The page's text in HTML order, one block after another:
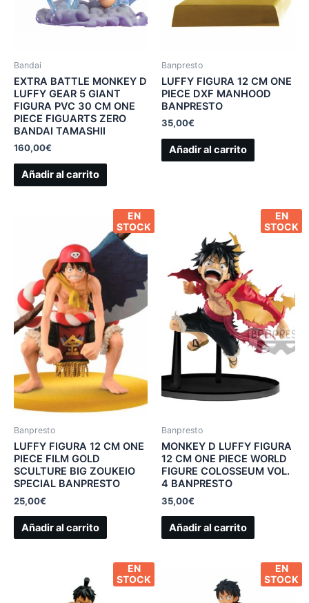
Bandai
EXTRA BATTLE MONKEY D
LUFFY GEAR 5 GIANT
FIGURA PVC 30 CM ONE
PIECE FIGUARTS ZERO
BANDAI TAMASHII
160,00€
Añadir al carrito
Banpresto
LUFFY FIGURA 12 CM ONE
PIECE DXF MANHOOD
BANPRESTO
35,00€
Añadir al carrito
EN
STOCK
Banpresto
LUFFY FIGURA 12 CM ONE
PIECE FILM GOLD
SCULTURE BIG ZOUKEIO
SPECIAL BANPRESTO
25,00€
Añadir al carrito
EN
STOCK
Banpresto
MONKEY D LUFFY FIGURA
12 CM ONE PIECE WORLD
FIGURE COLOSSEUM VOL.
4 BANPRESTO
35,00€
Añadir al carrito
EN
STOCK
EN
STOCK